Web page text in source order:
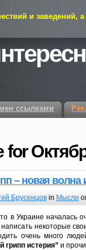
и заведений,
ссылками
for
– новая волна
Брусенцовin Мысли
в Украине началась
некоторые
очень много
грипп истерия” и